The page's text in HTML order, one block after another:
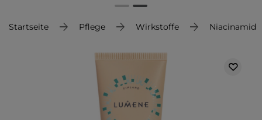
Lieferung in 1-2 Tagen
Empfehle uns weiter und sammle noch mehr Punkte
Ökologie
Startseite Pflege Wirkstoffe Niacinamid